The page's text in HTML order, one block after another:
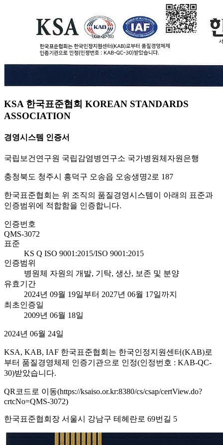
KSA 한국표준협회 KOREAN STANDARDS
ASSOCIATION
경영시스템 인증서
국립보건연구원 국립감염병연구소 국가병원체자원은행
충청북도 청주시 흥덕구 오송읍 오송생명2로 187
한국표준협회는 위 조직의 품질경영시스템이 아래의 표준과
인증범위에 적합함을 인증합니다.
인증번호
QMS-3072
표준
KS Q ISO 9001:2015/ISO 9001:2015
인증범위
병원체 자원의 개발, 기탁, 생산, 보존 및 분양
유효기간
2024년 09월 19일부터 2027년 06월 17일까지
최초인증일
2009년 06월 18일
2024년 06월 24일
KSA, KAB, IAF 한국표준협회는 한국인정지원센터(KAB)로
부터 품질경영체제 인증기관으로 인정(인정번호 : KAB-QC-
30)받았습니다.
QR코드로 이동(https://ksaiso.or.kr:8380/cs/csap/certView.do?
crtcNo=QMS-3072)
한국표준협회장 서울시 강남구 테헤란로 69번길 5